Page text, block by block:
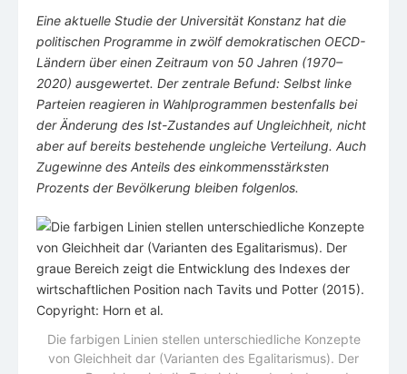
Eine aktuelle Studie der Universität Konstanz hat die
politischen Programme in zwölf demokratischen OECD-
Ländern über einen Zeitraum von 50 Jahren (1970–
2020) ausgewertet. Der zentrale Befund: Selbst linke
Parteien reagieren in Wahlprogrammen bestenfalls bei
der Änderung des Ist-Zustandes auf Ungleichheit, nicht
aber auf bereits bestehende ungleiche Verteilung. Auch
Zugewinne des Anteils des einkommensstärksten
Prozents der Bevölkerung bleiben folgenlos.
Die farbigen Linien stellen unterschiedliche Konzepte
von Gleichheit dar (Varianten des Egalitarismus). Der